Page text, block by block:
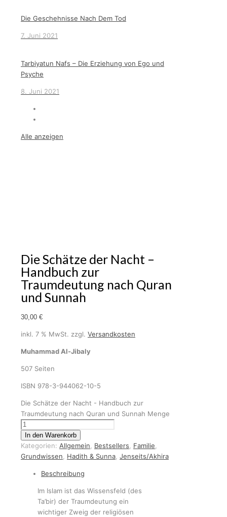
Die Geschehnisse Nach Dem Tod
7. Juni 2021
Tarbiyatun Nafs – Die Erziehung von Ego und
Psyche
8. Juni 2021
Alle anzeigen
Die Schätze der Nacht –
Handbuch zur
Traumdeutung nach Quran
und Sunnah
30,00 €
inkl. 7 % MwSt. zzgl. Versandkosten
Muhammad Al-Jibaly
507 Seiten
ISBN 978-3-944062-10-5
Die Schätze der Nacht - Handbuch zur
Traumdeutung nach Quran und Sunnah Menge
In den Warenkorb
Kategorien: Allgemein, Bestsellers, Familie,
Grundwissen, Hadith & Sunna, Jenseits/Akhira
Beschreibung
Im Islam ist das Wissensfeld (des
Ta’bir) der Traumdeutung ein
wichtiger Zweig der religiösen